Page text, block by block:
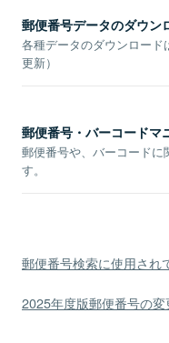
郵便番号データのダウン
各種データのダウンロード
更新）
郵便番号・バーコードマ
郵便番号や、バーコードに
す。
郵便番号検索に使用され
2025年度版郵便番号の変